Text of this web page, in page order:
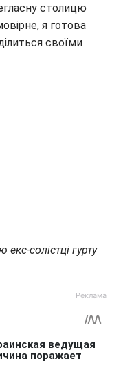
столицю
я готова
своїми
солістці гурту